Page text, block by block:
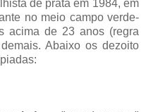
de prata em 1984, em
no meio campo verde-
acima de 23 anos (regra
Abaixo os dezoito